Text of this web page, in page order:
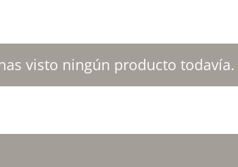
visto ningún producto todavía.